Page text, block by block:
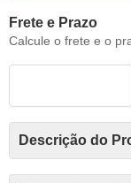
Frete e Prazo
Calcule o frete e o
Descrição do